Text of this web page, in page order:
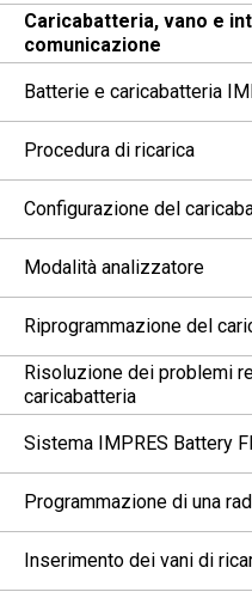
Caricabatteria, vano e
comunicazione
Batterie e caricabatteria
Procedura di ricarica
Configurazione del
Modalità analizzatore
Riprogrammazione del
Risoluzione dei problemi
caricabatteria
Sistema IMPRES Battery
Programmazione di una
Inserimento dei vani di